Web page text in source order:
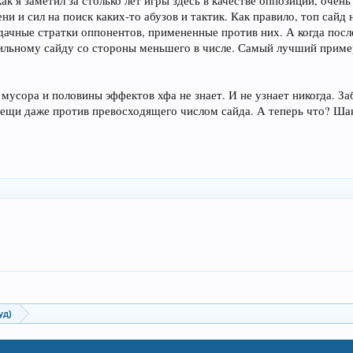
making
to extend the
well, negative
keep all players feel-
game to drag on
too much focus on
negated over time.
to work together to
и сил на поиск каких-то абузов и тактик. Как правило, топ сайд
стратки оппонентов, примененные против них. А когда
сайду со стороны меньшего в числе. Самый лучший
и половины эффектов хфа не знает. И не узнает
даже против превосходящего числом сайда. А теперь что?